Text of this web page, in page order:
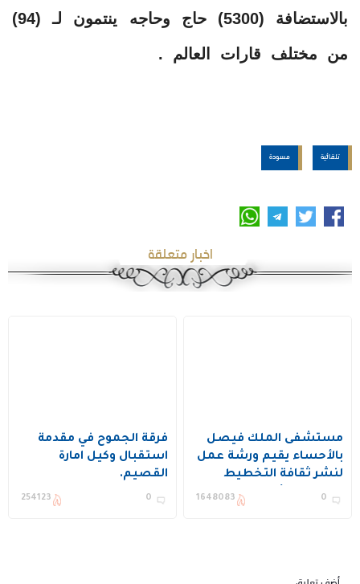
بالاستضافة (5300) حاج وحاجه ينتمون لـ (94)
من مختلف قارات العالم .
تلقائية مسودة
اخبار متعلقة
مستشفى الملك فيصل
بالأحساء يقيم ورشة عمل
لنشر ثقافة التخطيط
وتحسين الأداء ويكرم عدد
0
1648083
فرقة الجموح في مقدمة
استقبال وكيل امارة
القصيم.
0
254123